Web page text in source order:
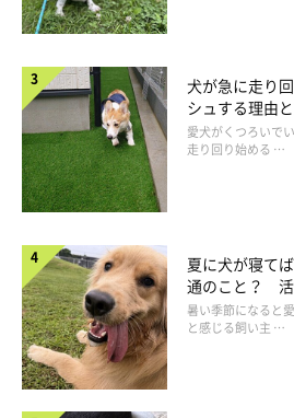
犬が急に走り
シュする理由
愛犬がくつろいで
走り回り始める …
夏に犬が寝て
通のこと？ 活
は
暑い季節になると
と感じる飼い主 …